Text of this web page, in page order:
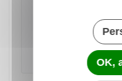
individuelle est
intervenant ou
OK,